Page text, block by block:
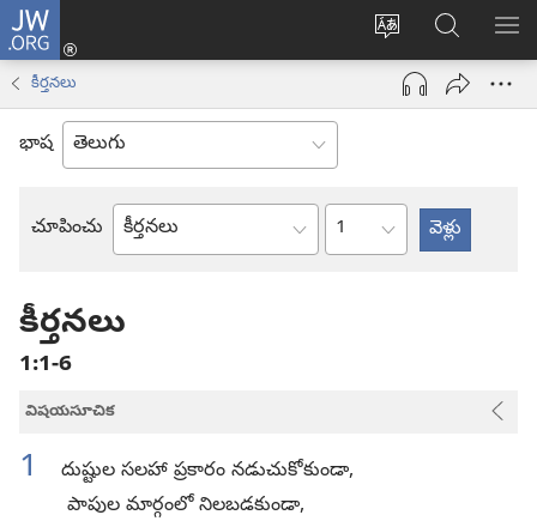
JW.ORG
సైట్
భాష
మార్చండి
లాగిన్
(కొత్త
ఓపెన్‌
JW.ORGలో
వెదకండి
కీర్తనలు
భాష
చూపించు
బైబిలు
అధ్యాయం
కీర్తనలు
1:1-6
విషయసూచిక
1
దుష్టుల సలహా ప్రకారం నడుచుకోకుండా,
పాపుల మార్గంలో నిలబడకుండా,